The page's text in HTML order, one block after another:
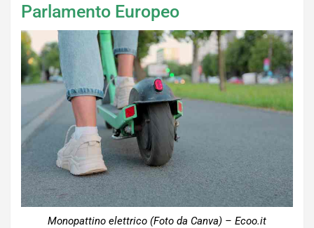
Parlamento Europeo
Monopattino elettrico (Foto da Canva) – Ecoo.it